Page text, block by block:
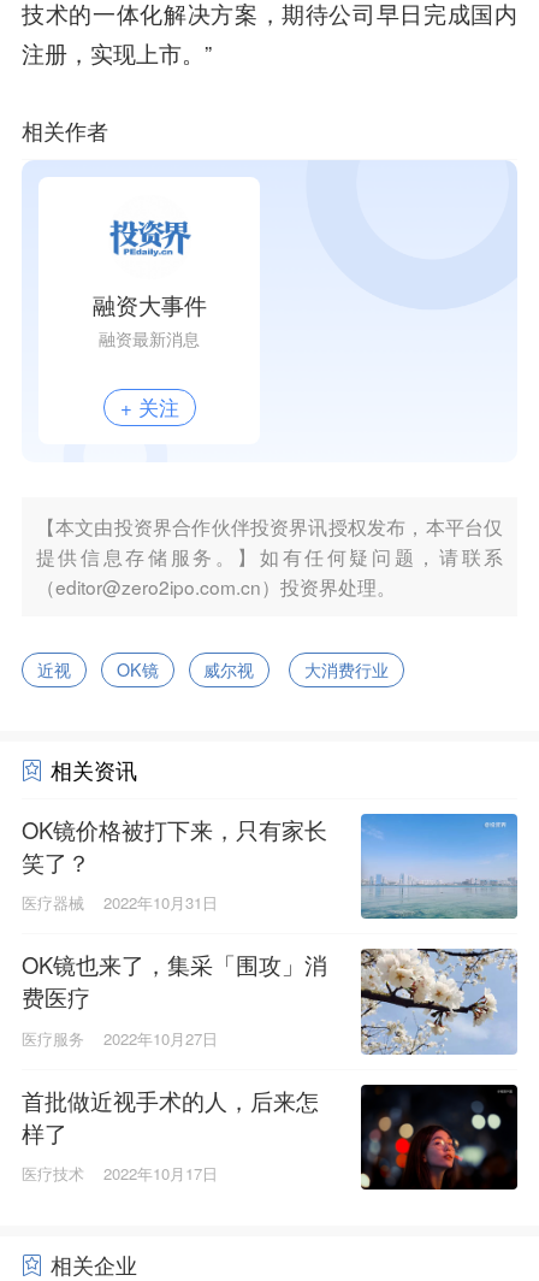
技术的一体化解决方案，期待公司早日完成国内
注册，实现上市。”
相关作者
融资大事件
融资最新消息
+ 关注
【本文由投资界合作伙伴投资界讯授权发布，本平台仅
提供信息存储服务。】如有任何疑问题，请联系
（editor@zero2ipo.com.cn）投资界处理。
近视 OK镜 威尔视 大消费行业
相关资讯
OK镜价格被打下来，只有家长
笑了？
医疗器械 2022年10月31日
OK镜也来了，集采「围攻」消
费医疗
医疗服务 2022年10月27日
首批做近视手术的人，后来怎
样了
医疗技术 2022年10月17日
相关企业